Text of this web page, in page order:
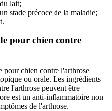
lait;
stade précoce de la maladie;
pour chien contre
pour chien contre l'arthrose
ou orale. Les ingrédients
l'arthrose peuvent être
est un anti-inflammatoire non
de l'arthrose.